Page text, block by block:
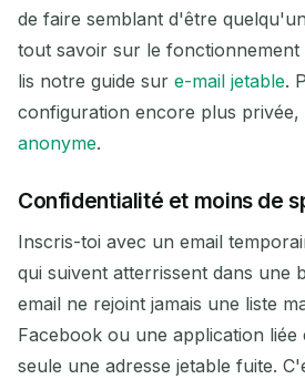
Prochain rafraîchissement
EXPÉDITEUR OBJET
En attente d'e-mails
de faire semblant d'être
tout savoir sur le fonctionnement
lis notre guide sur e-mail jetable.
configuration encore plus privée,
anonyme.
Confidentialité et moins de
Inscris-toi avec un email
qui suivent atterrissent dans une
email ne rejoint jamais une liste
Facebook ou une application liée
seule une adresse jetable fuite.